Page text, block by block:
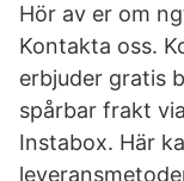
Hör av er om
Kontakta oss.
erbjuder gratis
spårbar frakt
Instabox. Här